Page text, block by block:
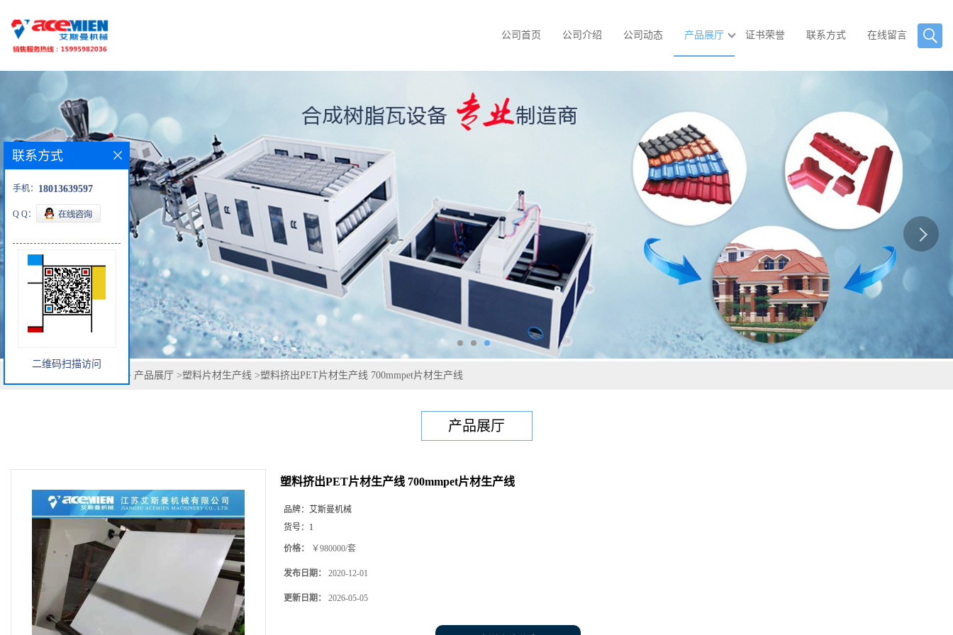
公司首页 公司介绍 公司动态 产品展厅 证书荣誉 联系方式 在线留言
> 产品展厅 >塑料片材生产线 >塑料挤出PET片材生产线 700mmpet片材生产线
产品展厅
塑料挤出PET片材生产线 700mmpet片材生产线
品牌： 艾斯曼机械
货号： 1
价格： ￥980000/套
发布日期： 2020-12-01
更新日期： 2026-05-05
联系方式
手机： 18013639597
Q Q：
二维码扫描访问